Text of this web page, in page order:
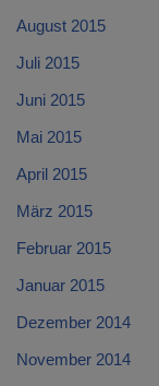
August 2015
Juli 2015
Juni 2015
Mai 2015
April 2015
März 2015
Februar 2015
Januar 2015
Dezember 2014
November 2014